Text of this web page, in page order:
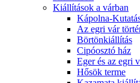
Kiállítások a várban
Kápolna-
Az egri vár
Börtönkiállítás
Cipóosztó ház
Eger és az egri
Hősök terme